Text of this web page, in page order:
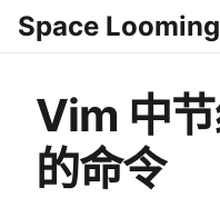
Space Looming
Vim 中
的命令